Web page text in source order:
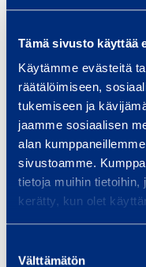
Tämä sivusto käyttää
Käytämme evästeitä
räätälöimiseen,
tukemiseen ja
jaamme sosiaalisen
alan
sivustoamme.
tietoja muihin tietoihin,
kerätty, kun olet
valinta
Välttämätön
(
o
p
i
.
u
0,34 € /
Palvelut